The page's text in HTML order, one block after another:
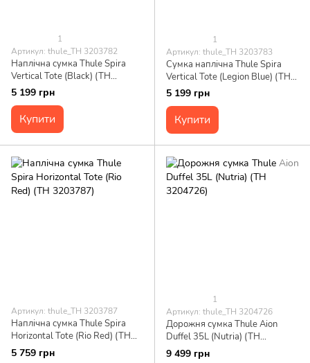
1
Артикул: thule_TH 3203782
Наплічна сумка Thule Spira
Vertical Tote (Black) (TH
3203782)
5 199 грн
Купити
1
Артикул: thule_TH 3203783
Сумка наплічна Thule Spira
Vertical Tote (Legion Blue) (TH
3203783)
5 199 грн
Купити
Артикул: thule_TH 3203787
Наплічна сумка Thule Spira
Horizontal Tote (Rio Red) (TH
3203787)
5 759 грн
1
Артикул: thule_TH 3204726
Дорожня сумка Thule Aion
Duffel 35L (Nutria) (TH
3204726)
9 499 грн